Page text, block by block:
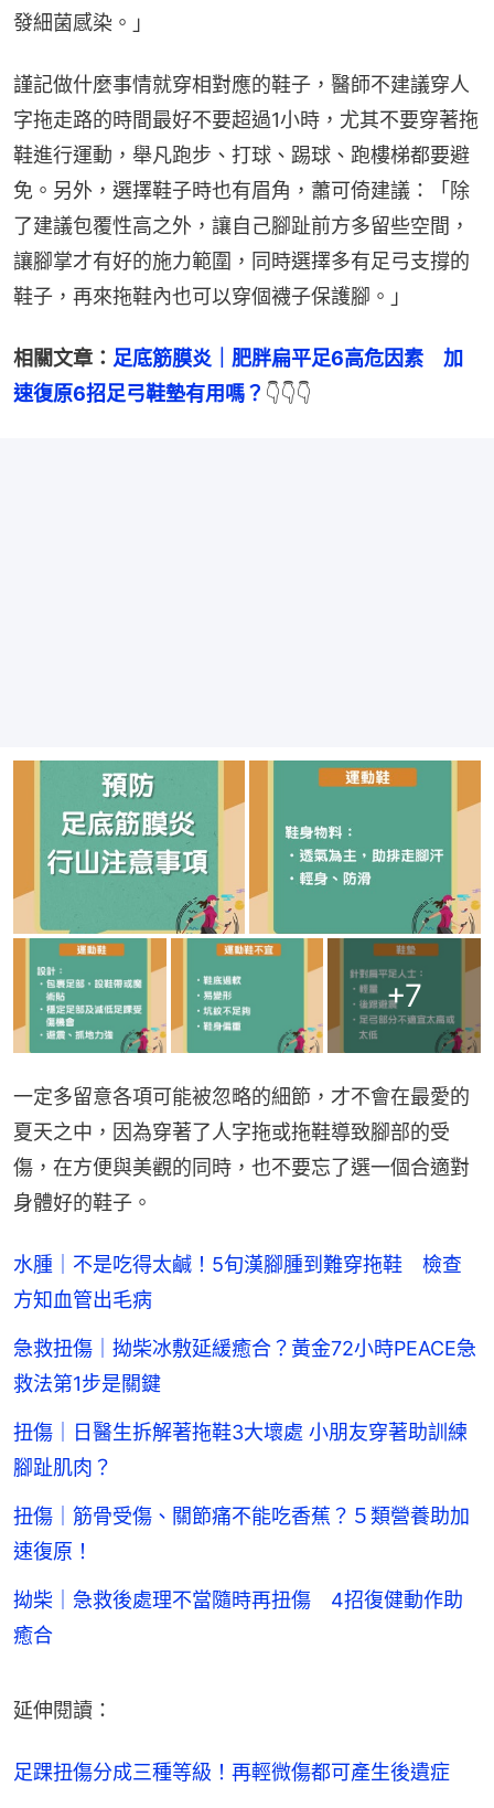
發細菌感染。」
謹記做什麼事情就穿相對應的鞋子，醫師不建議穿人
字拖走路的時間最好不要超過1小時，尤其不要穿著拖
鞋進行運動，舉凡跑步、打球、踢球、跑樓梯都要避
免。另外，選擇鞋子時也有眉角，蕭可倚建議：「除
了建議包覆性高之外，讓自己腳趾前方多留些空間，
讓腳掌才有好的施力範圍，同時選擇多有足弓支撐的
鞋子，再來拖鞋內也可以穿個襪子保護腳。」
相關文章： 足底筋膜炎｜肥胖扁平足6高危因素　加
速復原6招足弓鞋墊有用嗎？ 👇👇👇
+7
一定多留意各項可能被忽略的細節，才不會在最愛的
夏天之中，因為穿著了人字拖或拖鞋導致腳部的受
傷，在方便與美觀的同時，也不要忘了選一個合適對
身體好的鞋子。
水腫｜不是吃得太鹹！5旬漢腳腫到難穿拖鞋 檢查
方知血管出毛病
急救扭傷｜拗柴冰敷延緩癒合？黃金72小時PEACE急
救法第1步是關鍵
扭傷｜日醫生拆解著拖鞋3大壞處 小朋友穿著助訓練
腳趾肌肉？
扭傷｜筋骨受傷、關節痛不能吃香蕉？５類營養助加
速復原！
拗柴｜急救後處理不當隨時再扭傷 4招復健動作助
癒合
延伸閱讀：
足踝扭傷分成三種等級！再輕微傷都可產生後遺症